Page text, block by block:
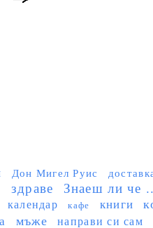
Дон Мигел Руис
здраве Знаеш ли че
календар кафе книги
мъже направи си сам